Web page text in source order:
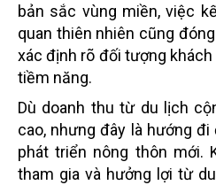
bản sắc vùng miền, việc
quan thiên nhiên cũng
xác định rõ đối tượng
tiềm năng.
Dù doanh thu từ du lịch
cao, nhưng đây là hướng
phát triển nông thôn mới.
tham gia và hưởng lợi từ